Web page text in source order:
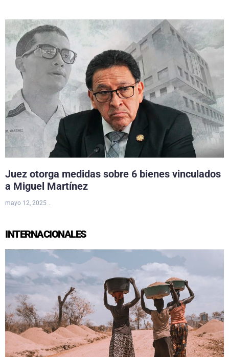
Juez otorga medidas sobre 6 bienes vinculados
a Miguel Martínez
mayo 12, 2025
INTERNACIONALES